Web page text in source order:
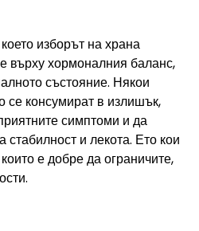
изборът на храна
върху хормоналния баланс,
състояние. Някои
се консумират в излишък,
симптоми и да
стабилност и лекота. Ето кои
е добре да ограничите,